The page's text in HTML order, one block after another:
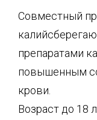
Совместный
препаратами
повышенным
крови.
Возраст до 18